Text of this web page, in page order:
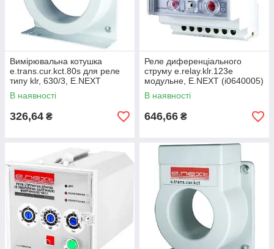
Вимірювальна котушка
e.trans.cur.kct.80s для реле
типу klr, 630/3, E.NEXT
(i0640003)
В наявності
326,64 ₴
Реле диференціального
струму e.relay.klr.123e
модульне, E.NEXT (i0640005)
В наявності
646,66 ₴